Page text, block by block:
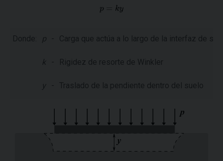
Donde: p - Carga que actúa a lo largo de la interfaz de
k - Rigidez de resorte de Winkler
y - Traslado de la pendiente dentro del suelo